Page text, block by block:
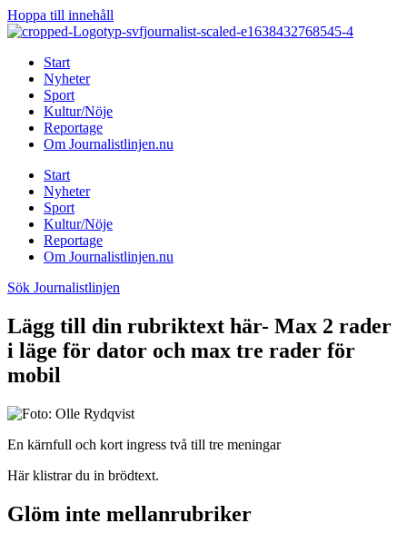
Hoppa till innehåll
Start
Nyheter
Sport
Kultur/Nöje
Reportage
Om Journalistlinjen.nu
Start
Nyheter
Sport
Kultur/Nöje
Reportage
Om Journalistlinjen.nu
Sök Journalistlinjen
Lägg till din rubriktext här- Max 2 rader
i läge för dator och max tre rader för
mobil
En kärnfull och kort ingress två till tre meningar
Här klistrar du in brödtext.
Glöm inte mellanrubriker